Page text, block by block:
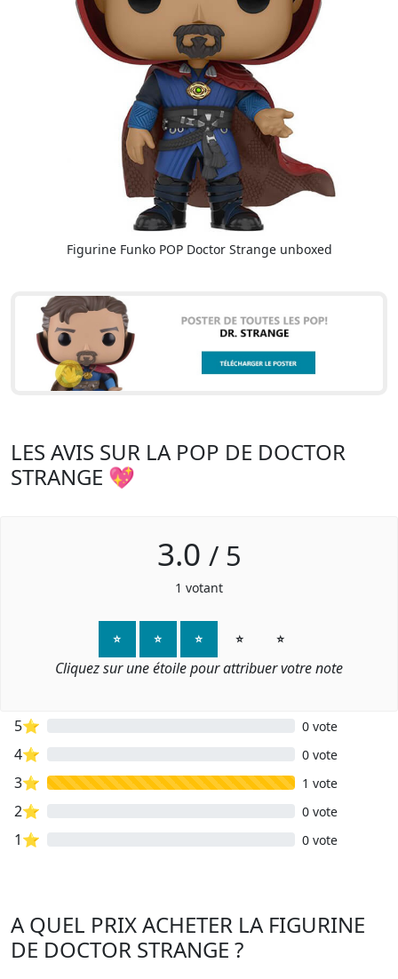
Figurine Funko POP Doctor Strange unboxed
LES AVIS SUR LA POP DE DOCTOR
STRANGE 💖
3.0 / 5
1 votant
⭐ ⭐ ⭐ ⭐ ⭐
Cliquez sur une étoile pour attribuer votre note
5⭐ 0 vote
4⭐ 0 vote
3⭐ 1 vote
2⭐ 0 vote
1⭐ 0 vote
A QUEL PRIX ACHETER LA FIGURINE
DE DOCTOR STRANGE ?